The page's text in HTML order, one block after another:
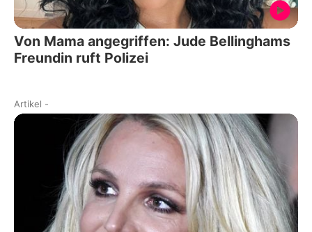
Von Mama angegriffen: Jude Bellinghams
Freundin ruft Polizei
Artikel -